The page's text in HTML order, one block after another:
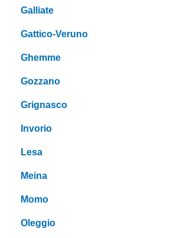
Galliate
Gattico-Veruno
Ghemme
Gozzano
Grignasco
Invorio
Lesa
Meina
Momo
Oleggio